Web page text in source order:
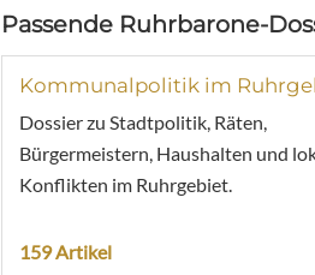
Passende Ruhrbarone-
Kommunalpolitik im
Dossier zu Stadtpolitik, Räten,
Bürgermeistern, Haushalten und
Konflikten im Ruhrgebiet.
159 Artikel